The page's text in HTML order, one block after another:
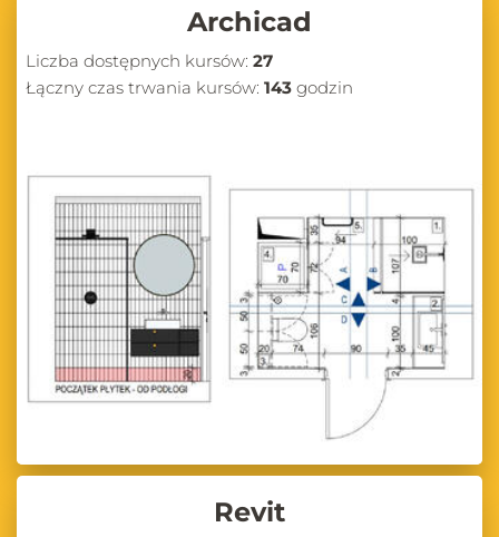
Archicad
Liczba dostępnych kursów: 27
Łączny czas trwania kursów: 143 godzin
Revit